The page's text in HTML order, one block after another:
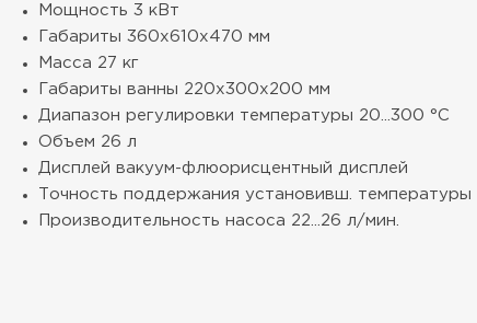
Мощность 3 кВт
Габариты 360х610х470 мм
Масса 27 кг
Габариты ванны 220х300х200 мм
Диапазон регулировки температуры 20...300 °C
Объем 26 л
Дисплей вакуум-флюорисцентный дисплей
Точность поддержания установивш. температуры
Производительность насоса 22...26 л/мин.